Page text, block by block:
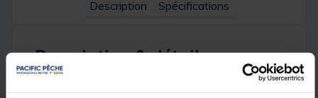
Description Spécifications
Description & détails